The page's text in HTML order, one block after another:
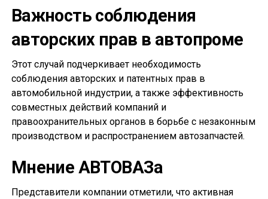
Важность соблюдения
авторских прав в автопроме
Этот случай подчеркивает необходимость
соблюдения авторских и патентных прав в
автомобильной индустрии, а также эффективность
совместных действий компаний и
правоохранительных органов в борьбе с незаконным
производством и распространением автозапчастей.
Мнение АВТОВАЗа
Представители компании отметили, что активная